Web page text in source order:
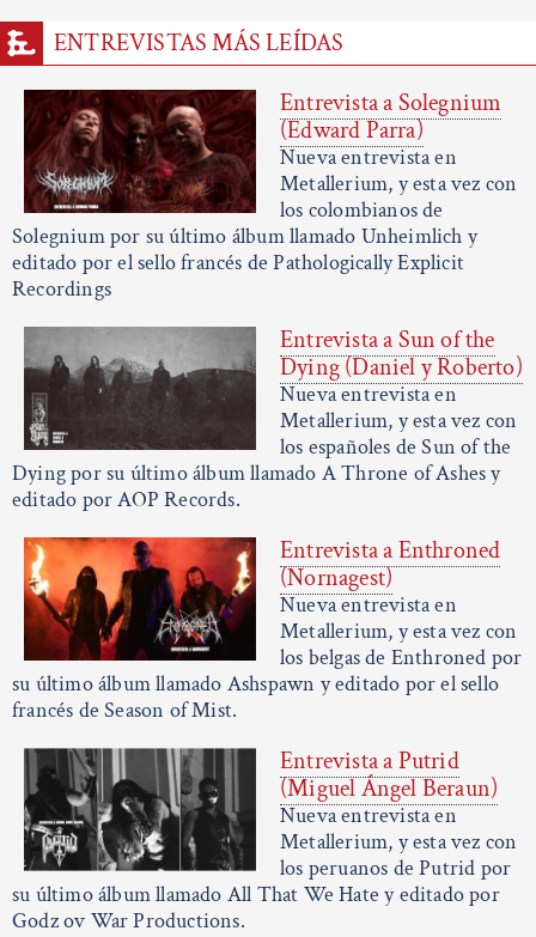
ENTREVISTAS MÁS LEÍDAS
Entrevista a Solegnium
(Edward Parra)
Nueva entrevista en
Metallerium, y esta vez con
los colombianos de
Solegnium por su último álbum llamado Unheimlich y
editado por el sello francés de Pathologically Explicit
Recordings
Entrevista a Sun of the
Dying (Daniel y Roberto)
Nueva entrevista en
Metallerium, y esta vez con
los españoles de Sun of the
Dying por su último álbum llamado A Throne of Ashes y
editado por AOP Records.
Entrevista a Enthroned
(Nornagest)
Nueva entrevista en
Metallerium, y esta vez con
los belgas de Enthroned por
su último álbum llamado Ashspawn y editado por el sello
francés de Season of Mist.
Entrevista a Putrid
(Miguel Ángel Beraun)
Nueva entrevista en
Metallerium, y esta vez con
los peruanos de Putrid por
su último álbum llamado All That We Hate y editado por
Godz ov War Productions.